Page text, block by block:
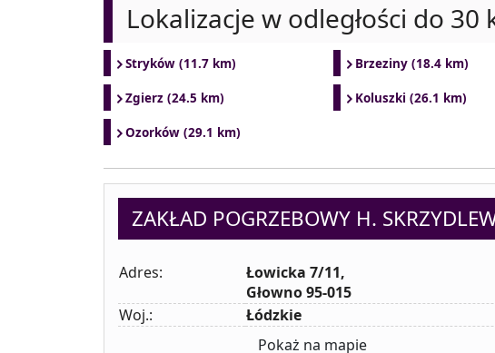
Lokalizacje w odległości do 30
Stryków (11.7 km) Brzeziny (18.4 km)
Zgierz (24.5 km) Koluszki (26.1 km)
Ozorków (29.1 km)
ZAKŁAD POGRZEBOWY H.
Adres:
Łowicka 7/11,
Głowno 95-015
Woj.:
Łódzkie
Pokaż na mapie